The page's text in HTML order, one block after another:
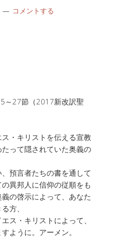
コメントする
27節（2017新改訳聖
・キリストを伝える宣教
って隠されていた奥義の
預言者たちの書を通して
異邦人に信仰の従順をも
の啓示によって、あなた
方、
ス・キリストによって、
ように。アーメン。